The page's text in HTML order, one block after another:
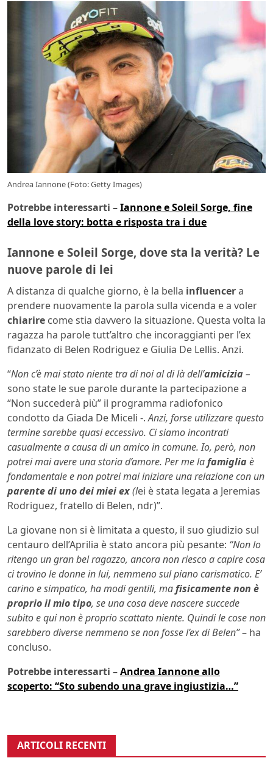
Andrea Iannone (Foto: Getty Images)
Potrebbe interessarti –Iannone e Soleil Sorge, fine
della love story: botta e risposta tra i due
Iannone e Soleil Sorge, dove sta la verità? Le
nuove parole di lei
A distanza di qualche giorno, è la bella influencera
prendere nuovamente la parola sulla vicenda e a voler
chiarire come stia davvero la situazione. Questa volta la
ragazza ha parole tutt’altro che incoraggianti per l’ex
fidanzato di Belen Rodriguez e Giulia De Lellis. Anzi.
“Non c’è mai stato niente tra di noi al di là dell’amicizia–
sono state le sue parole durante la partecipazione a
“Non succederà più” il programma radiofonico
condotto da Giada De Miceli -.Anzi, forse utilizzare questo
termine sarebbe quasi eccessivo. Ci siamo incontrati
casualmente a causa di un amico in comune. Io, però, non
potrei mai avere una storia d’amore. Per me lafamigliaè
fondamentale e non potrei mai iniziare una relazione con un
parente di uno dei miei ex(lei è stata legata a Jeremias
Rodriguez, fratello di Belen, ndr)”.
La giovane non si è limitata a questo, il suo giudizio sul
centauro dell’Aprilia è stato ancora più pesante: “Non lo
ritengo un gran bel ragazzo, ancora non riesco a capire cosa
ci trovino le donne in lui, nemmeno sul piano carismatico. E’
carino e simpatico, ha modi gentili, mafisicamente non è
proprio il mio tipo, se una cosa deve nascere succede
subito e qui non è proprio scattato niente. Quindi le cose non
sarebbero diverse nemmeno se non fosse l’ex di Belen”– ha
concluso.
Potrebbe interessarti –Andrea Iannone allo
scoperto: “Sto subendo una grave ingiustizia…”
ARTICOLI RECENTI